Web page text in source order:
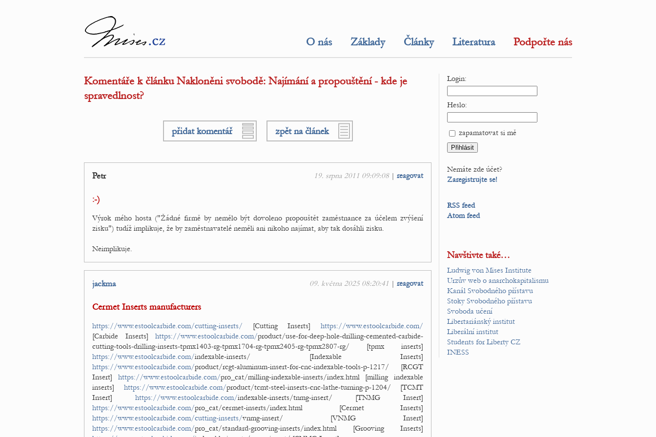
O nás Základy Články Literatura Podpořte nás
Komentáře k článku Nakloněni svobodě: Najímání a propouštění - kde je
spravedlnost?
přidat komentář zpět na článek
19. srpna 2011 09:09:08| reagovat
Petr
:-)
Výrok mého hosta ("Žádné firmě by nemělo být dovoleno propouštět zaměstnance za účelem zvýšení
zisku") tudíž implikuje, že by zaměstnavatelé neměli ani nikoho najímat, aby tak dosáhli zisku.
Neimplikuje.
09. května 2025 08:20:41 | reagovat
jackma
Cermet Inserts manufacturers
https://www.estoolcarbide.com/cutting-inserts/ [Cutting Inserts] https://www.estoolcarbide.com/
[Carbide Inserts] https://www.estoolcarbide.com/product/use-for-deep-hole-drilling-cemented-carbide-
cutting-tools-drilling-inserts-tpmx1403-rg-tpmx1704-rg-tpmx2405-rg-tpmx2807-rg/ [tpmx inserts]
https://www.estoolcarbide.com/indexable-inserts/ [Indexable Inserts]
https://www.estoolcarbide.com/product/rcgt-aluminum-insert-for-cnc-indexable-tools-p-1217/ [RCGT
Insert] https://www.estoolcarbide.com/pro_cat/milling-indexable-inserts/index.html [milling indexable
inserts] https://www.estoolcarbide.com/product/tcmt-steel-inserts-cnc-lathe-turning-p-1204/ [TCMT
Insert] https://www.estoolcarbide.com/indexable-inserts/tnmg-insert/ [TNMG Insert]
https://www.estoolcarbide.com/pro_cat/cermet-inserts/index.html [Cermet Inserts]
https://www.estoolcarbide.com/cutting-inserts/vnmg-insert/ [VNMG Insert]
https://www.estoolcarbide.com/pro_cat/standard-grooving-inserts/index.html [Grooving Inserts]
Login:
Heslo:
zapamatovat si mě
Nemáte zde účet?
Zaregistrujte se!
RSS feed
Atom feed
Navštivte také…
Ludwig von Mises Institute
Urzův web o anarchokapitalismu
Kanál Svobodného přístavu
Stoky Svobodného přístavu
Svoboda učení
Libertariánský institut
Liberální institut
Students for Liberty CZ
INESS